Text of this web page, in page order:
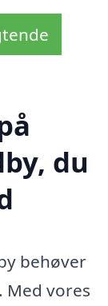
du
behøver
vores